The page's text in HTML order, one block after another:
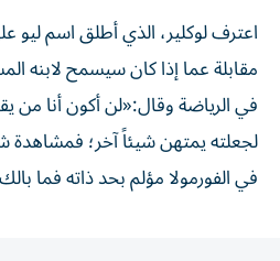
اعترف لوكلير، الذي أطلق اسم ليو
مقابلة عما إذا كان سيسمح لابنه
في الرياضة وقال:«لن أكون أنا من
لجعلته يمتهن شيئاً آخر؛ فمشاهدة
في الفورمولا مؤلم بحد ذاته فما